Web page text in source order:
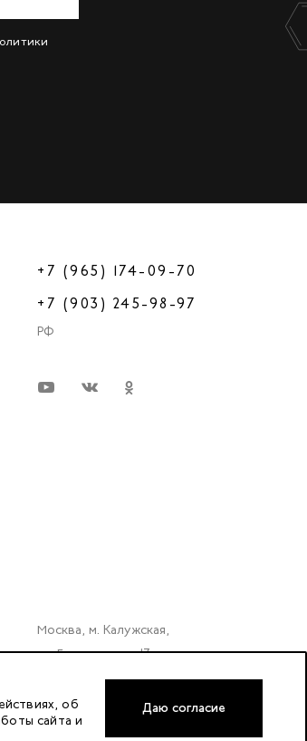
+7 (965) 174-09-70
+7 (903) 245-98-97
РФ
Москва, м. Калужская,
ул. Бутлерова д. 17
«БЦ Нео Гео»^
этаж. 3, офис 3079
об
сайта и
Даю согласие